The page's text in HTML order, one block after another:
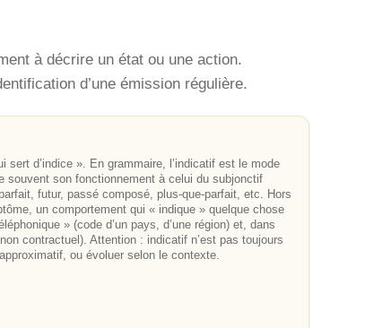
à décrire un état ou une action.
d’une émission régulière.
d’indice ». En grammaire, l’indicatif est le mode
souvent son fonctionnement à celui du subjonctif
futur, passé composé, plus-que-parfait, etc. Hors
un comportement qui « indique » quelque chose
» (code d’un pays, d’une région) et, dans
contractuel). Attention : indicatif n’est pas toujours
ou évoluer selon le contexte.